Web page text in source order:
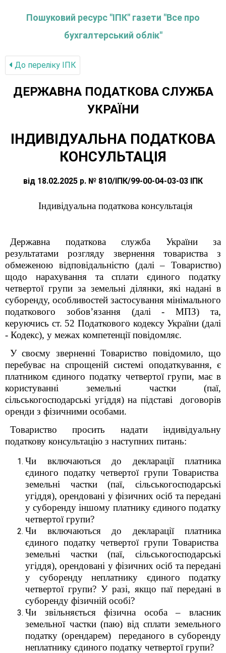
Пошуковий ресурс "ІПК" газети "Все про
бухгалтерський облік"
До переліку IПК
ДЕРЖАВНА ПОДАТКОВА СЛУЖБА
УКРАЇНИ
ІНДИВІДУАЛЬНА ПОДАТКОВА
КОНСУЛЬТАЦІЯ
від 18.02.2025 р. № 810/ІПК/99-00-04-03-03 ІПК
Індивідуальна податкова консультація
Державна податкова служба України за
результатами розгляду звернення товариства з
обмеженою відповідальністю (далі – Товариство)
щодо нарахування та сплатиєдиного податку
четвертої групи за земельні ділянки, які надані в
суборенду, особливостей застосування мінімального
податкового зобов’язання (далі - МПЗ) та,
керуючись ст. 52 Податкового кодексу України (далі
- Кодекс), у межах компетенції повідомляє.
У своєму зверненні Товариство повідомило, що
перебуває на спрощеній системі оподаткування, є
платником єдиного податку четвертої групи, має в
користуванні земельні частки (паї,
сільськогосподарські угіддя) на підставі договорів
оренди з фізичними особами.
Товариство просить надати індивідуальну
податкову консультацію з наступних питань:
Чи включаються до декларації платника
єдиного податку четвертої групиТовариства
земельні частки (паї, сільськогосподарські
угіддя), орендовані у фізичних осіб та передані
у суборенду іншому платнику єдиного податку
четвертої групи?
Чи включаються до декларації платника
єдиного податку четвертої групиТовариства
земельні частки (паї, сільськогосподарські
угіддя), орендовані у фізичних осіб та передані
у суборенду неплатнику єдиного податку
четвертої групи? У разі, якщо паї передані в
суборенду фізичній особі?
Чи звільняється фізична особа – власник
земельної частки (паю) від сплати земельного
податку (орендарем) переданого в суборенду
неплатнику єдиного податку четвертої групи?